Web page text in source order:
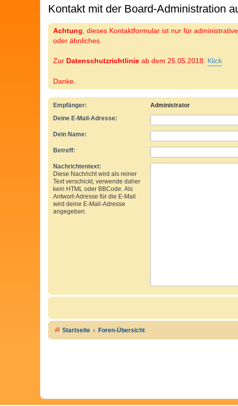
Kontakt mit der Board-Administration
Achtung , dieses Kontaktformular ist nur für
oder ähnliches.
Zur Datenschutzrichtlinie ab dem 25.05.2018: Klick
Danke.
Empfänger:
Administrator
Deine E-Mail-Adresse:
Dein Name:
Betreff:
Nachrichtentext:
Diese Nachricht wird als reiner
Text verschickt, verwende daher
kein HTML oder BBCode. Als
Antwort-Adresse für die E-Mail
wird deine E-Mail-Adresse
angegeben.
Startseite Foren-Übersicht